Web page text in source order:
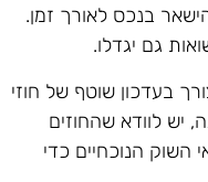
בנכס לאורך זמן.
גם יגדלו.
בעדכון שוטף של חוזי
לוודא שהחוזים
הנוכחיים כדי